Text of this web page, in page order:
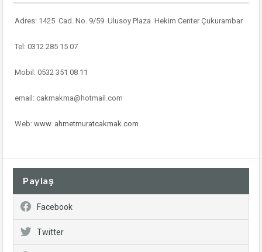
Adres: 1425 Cad. No. 9/59 Ulusoy Plaza Hekim Center Çukurambar
Tel: 0312 285 15 07
Mobil: 0532 351 08 11
email: cakmakma@hotmail.com
Web: www. ahmetmuratcakmak.com
Paylaş
Facebook
Twitter